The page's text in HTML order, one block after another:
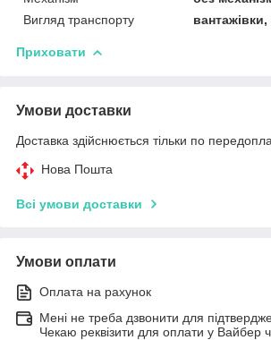
Вигляд транспорту
Приховати
Умови доставки
Доставка здійснюється тільки по
Нова Пошта
Всі умови доставки
Умови оплати
Оплата на рахунок
Мені не треба дзвонити для
Чекаю реквізити для оплати у Вайбер